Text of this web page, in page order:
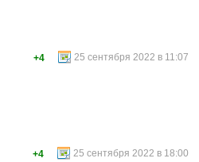
25 сентября 2022 в 11:07
+4
25 сентября 2022 в 18:00
+4